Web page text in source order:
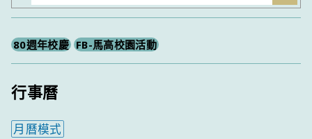
尋
80週年校慶 FB-馬高校園活動
行事曆
月曆模式